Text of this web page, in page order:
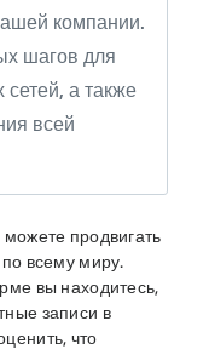
компании.
шагов для
а также
всей
продвигать
всему миру.
вы находитесь,
записи в
что